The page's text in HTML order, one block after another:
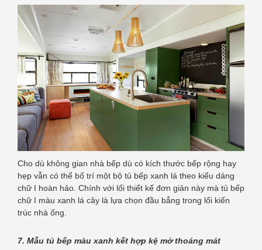
Cho dù không gian nhà bếp dù có kích thước bếp rộng hay
hẹp vẫn có thể bố trí một bộ tủ bếp xanh lá theo kiểu dáng
chữ I hoàn hảo. Chính với lối thiết kế đơn giản này mà tủ bếp
chữ I màu xanh lá cây là lựa chọn đầu bẳng trong lối kiến
trúc nhà ống.
7. Mẫu tủ bếp màu xanh kết hợp kệ mở thoáng mát